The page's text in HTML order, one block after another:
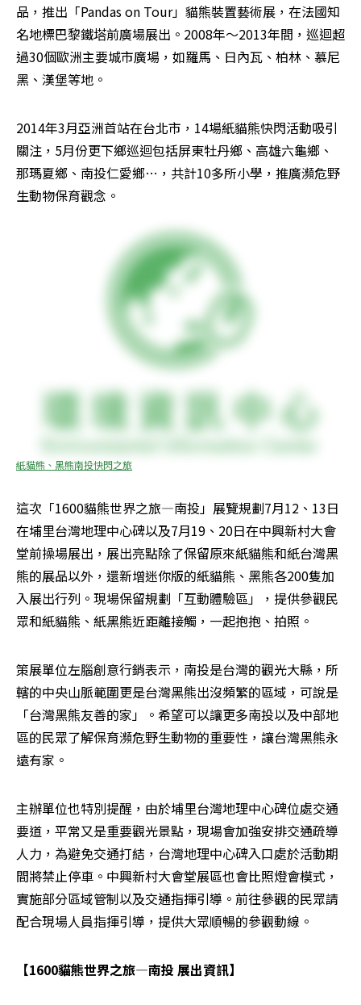
品，推出「Pandas on Tour」貓熊裝置藝術展，在法國知
名地標巴黎鐵塔前廣場展出。2008年～2013年間，巡迴超
過30個歐洲主要城市廣場，如羅馬、日內瓦、柏林、慕尼
黑、漢堡等地。
2014年3月亞洲首站在台北市，14場紙貓熊快閃活動吸引
關注，5月份更下鄉巡迴包括屏東牡丹鄉、高雄六龜鄉、
那瑪夏鄉、南投仁愛鄉…，共計10多所小學，推廣瀕危野
生動物保育觀念。
紙貓熊、黑熊南投快閃之旅
這次「1600貓熊世界之旅—南投」展覽規劃7月12、13日
在埔里台灣地理中心碑以及7月19、20日在中興新村大會
堂前操場展出，展出亮點除了保留原來紙貓熊和紙台灣黑
熊的展品以外，還新增迷你版的紙貓熊、黑熊各200隻加
入展出行列。現場保留規劃「互動體驗區」，提供參觀民
眾和紙貓熊、紙黑熊近距離接觸，一起抱抱、拍照。
策展單位左腦創意行銷表示，南投是台灣的觀光大縣，所
轄的中央山脈範圍更是台灣黑熊出沒頻繁的區域，可說是
「台灣黑熊友善的家」。希望可以讓更多南投以及中部地
區的民眾了解保育瀕危野生動物的重要性，讓台灣黑熊永
遠有家。
主辦單位也特別提醒，由於埔里台灣地理中心碑位處交通
要道，平常又是重要觀光景點，現場會加強安排交通疏導
人力，為避免交通打結，台灣地理中心碑入口處於活動期
間將禁止停車。中興新村大會堂展區也會比照燈會模式，
實施部分區域管制以及交通指揮引導。前往參觀的民眾請
配合現場人員指揮引導，提供大眾順暢的參觀動線。
【1600貓熊世界之旅—南投 展出資訊】